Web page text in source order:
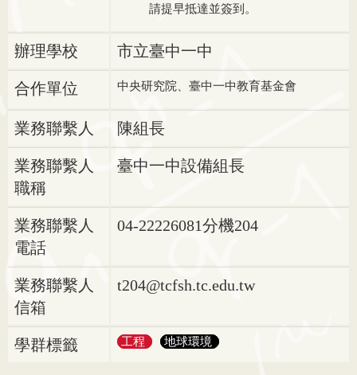
請提早抵達並簽到。
辦理學校 市立臺中一中
合作單位 中央研究院、臺中一中教育基金會
業務聯繫人 陳組長
業務聯繫人
職稱
臺中一中設備組長
業務聯繫人
電話
04-22226081分機204
業務聯繫人
信箱
t204@tcfsh.tc.edu.tw
學群標籤 工程 地球環境